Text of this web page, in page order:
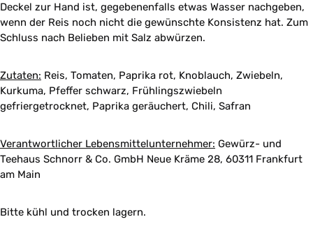
Deckel zur Hand ist, gegebenenfalls etwas Wasser nachgeben,
wenn der Reis noch nicht die gewünschte Konsistenz hat. Zum
Schluss nach Belieben mit Salz abwürzen.
Zutaten: Reis, Tomaten, Paprika rot, Knoblauch, Zwiebeln,
Kurkuma, Pfeffer schwarz, Frühlingszwiebeln
gefriergetrocknet, Paprika geräuchert, Chili, Safran
Verantwortlicher Lebensmittelunternehmer: Gewürz- und
Teehaus Schnorr & Co. GmbH Neue Kräme 28, 60311 Frankfurt
am Main
Bitte kühl und trocken lagern.